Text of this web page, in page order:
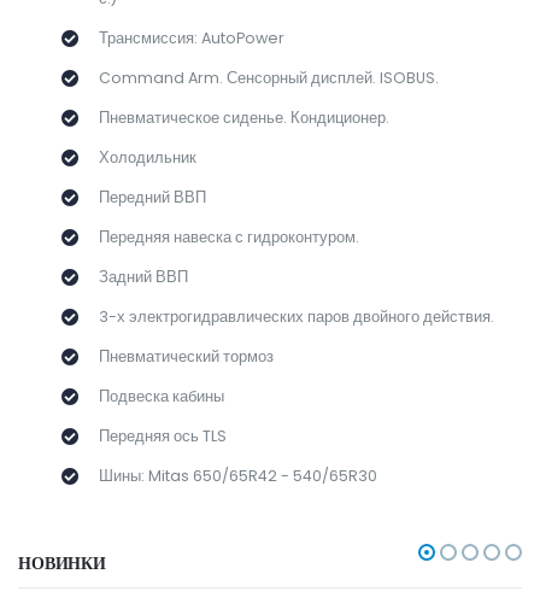
Трансмиссия: AutoPower
Command Arm. Сенсорный дисплей. ISOBUS.
Пневматическое сиденье. Кондиционер.
Холодильник
Передний ВВП
Передняя навеска с гидроконтуром.
Задний ВВП
3-х электрогидравлических паров двойного действия.
Пневматический тормоз
Подвеска кабины
Передняя ось TLS
Шины: Mitas 650/65R42 - 540/65R30
НОВИНКИ